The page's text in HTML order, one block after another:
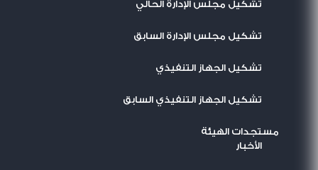
تشكيل مجلس الإدارة الحالي
تشكيل مجلس الإدارة السابق
تشكيل الجهاز التنفيذي
تشكيل الجهاز التنفيذي السابق
مستجدات الهيئة
اﻷخبار